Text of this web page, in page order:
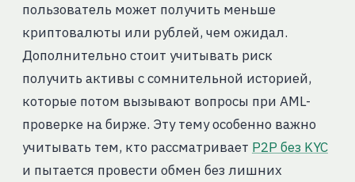
пользователь может получить меньше
криптовалюты или рублей, чем ожидал.
Дополнительно стоит учитывать риск
получить активы с сомнительной историей,
которые потом вызывают вопросы при AML-
проверке на бирже. Эту тему особенно важно
учитывать тем, кто рассматривает P2P без KYC
и пытается провести обмен без лишних